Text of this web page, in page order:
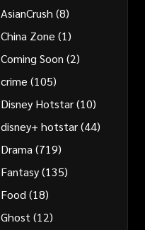
AsianCrush (8)
China Zone (1)
Coming Soon (2)
crime (105)
Disney Hotstar(10)
disney+ hotstar(44)
Drama (719)
Fantasy(135)
Food (18)
Ghost (12)